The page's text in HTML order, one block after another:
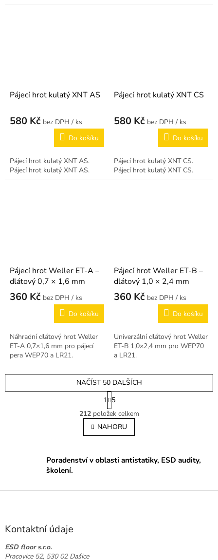
Pájecí hrot kulatý XNT AS
580 Kč
/ ks
Do košíku
Pájecí hrot kulatý XNT AS.
Pájecí hrot kulatý XNT AS.
Pájecí hrot kulatý XNT CS
580 Kč
/ ks
Do košíku
Pájecí hrot kulatý XNT CS.
Pájecí hrot kulatý XNT CS.
Pájecí hrot Weller ET-A –
dlátový 0,7 × 1,6 mm
360 Kč
/ ks
Do košíku
Náhradní dlátový hrot Weller
ET-A 0,7×1,6 mm pro pájecí
pera WEP70 a LR21.
Pájecí hrot Weller ET-B –
dlátový 1,0 × 2,4 mm
360 Kč
/ ks
Do košíku
Univerzální dlátový hrot Weller
ET-B 1,0×2,4 mm pro WEP70
a LR21.
O
v
l
á
c
r
NAČÍST 50 DALŠÍCH
S
t
r
á
n
k
á
1 5
212položek celkem
NAHORU
Poradenství v oblasti antistatiky, ESD audity,
školení.
Z
Kontaktní údaje
ESD floor s.r.o.
Pracovice 52, 530 02 Dašice